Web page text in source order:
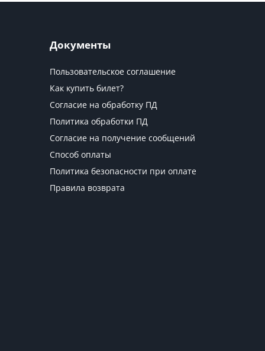
Документы
Пользовательское соглашение
Как купить билет?
Согласие на обработку ПД
Политика обработки ПД
Согласие на получение сообщений
Способ оплаты
Политика безопасности при оплате
Правила возврата